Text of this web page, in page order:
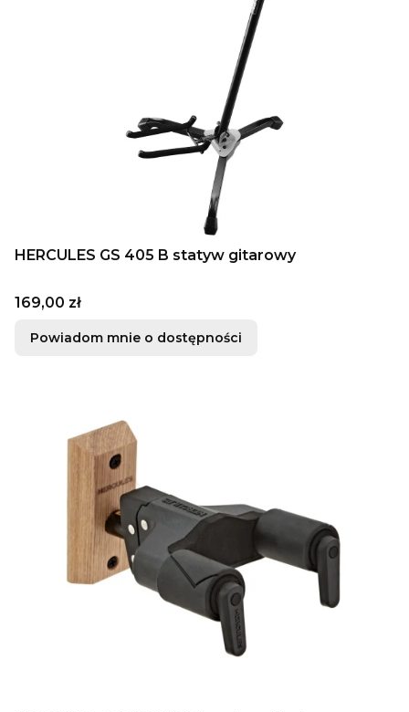
HERCULES GS 405 B statyw gitarowy
Cena
169,00 zł
Powiadom mnie o dostępności